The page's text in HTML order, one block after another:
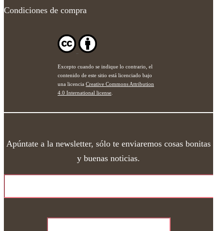
Condiciones de compra
Excepto cuando se indique lo contrario, el
contenido de este sitio está licenciado bajo
una licencia Creative Commons Attribution
4.0 International license
Apúntate a la newsletter, sólo te enviaremos cosas bonitas
y buenas noticias.